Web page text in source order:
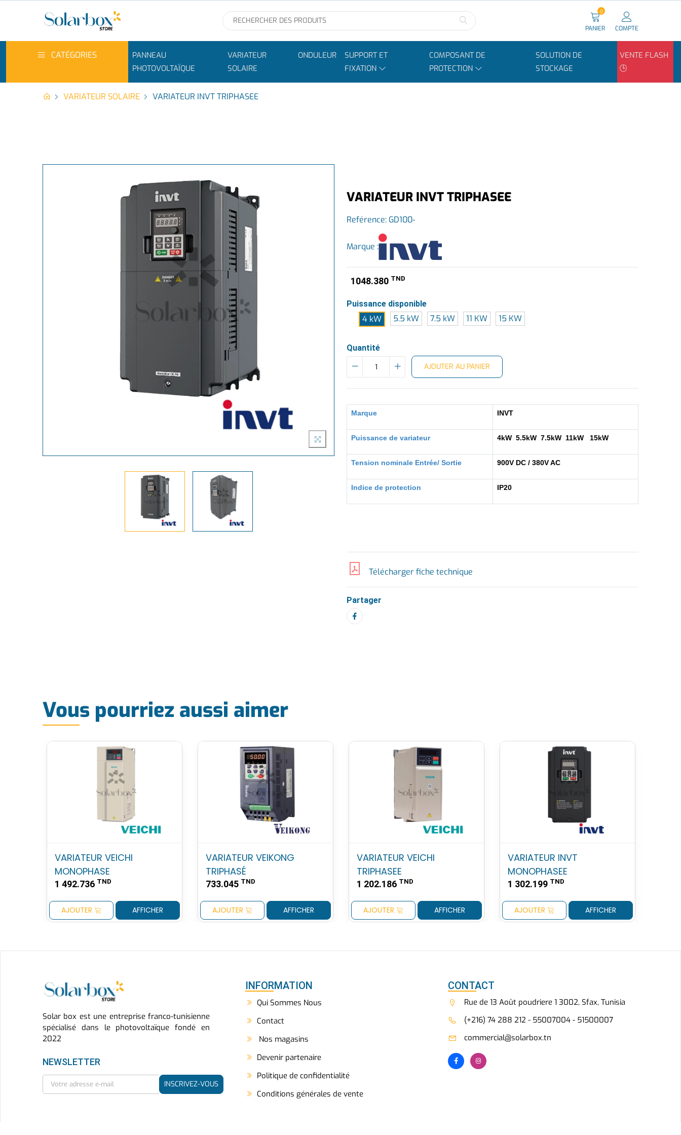
PANIER
0
COMPTE
CATÉGORIES
PANNEAU
PHOTOVOLTAÏQUE
VARIATEUR
SOLAIRE
ONDULEUR
SUPPORT ET
FIXATION
COMPOSANT DE
PROTECTION
SOLUTION DE
STOCKAGE
VENTE FLASH
🕒
VARIATEUR SOLAIRE VARIATEUR INVT TRIPHASEE
VARIATEUR INVT TRIPHASEE
Reférence: GD100-
Marque :
1048.380 TND
Puissance disponible
4 kW 5.5 kW 7.5 kW 11 KW 15 KW
Quantité
AJOUTER AU PANIER
Marque INVT
Puissance de variateur 4kW  5.5kW  7.5kW  11kW   15kW
Tension nominale Entrée/ Sortie 900V DC / 380V AC
Indice de protection IP20
Télécharger fiche technique
Partager
Vous pourriez aussi aimer
VARIATEUR VEICHI
MONOPHASE
1 492.736 TND
AJOUTER AFFICHER
VARIATEUR VEIKONG
TRIPHASÉ
733.045 TND
AJOUTER AFFICHER
VARIATEUR VEICHI
TRIPHASEE
1 202.186 TND
AJOUTER AFFICHER
VARIATEUR INVT
MONOPHASEE
1 302.199 TND
AJOUTER AFFICHER
Solar box est une entreprise franco-tunisienne
spécialisé dans le photovoltaïque fondé en
2022
NEWSLETTER
INSCRIVEZ-VOUS
INFORMATION
Qui Sommes Nous
Contact
Nos magasins
Devenir partenaire
Politique de confidentialité
Conditions générales de vente
CONTACT
Rue de 13 Août poudriere 1 3002, Sfax, Tunisia
(+216) 74 288 212 - 55007004 - 51500007
commercial@solarbox.tn